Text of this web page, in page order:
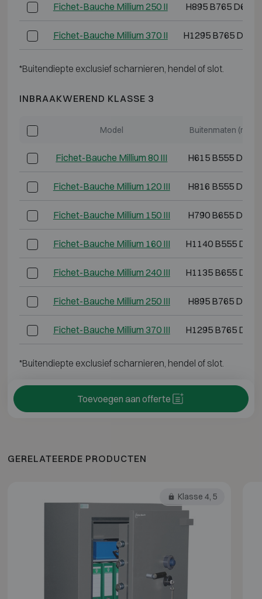
Fichet-Bauche Millium 250 II H895 B765 D620
Fichet-Bauche Millium 370 II H1295 B765 D620
*Buitendiepte exclusief scharnieren, hendel of slot.
INBRAAKWEREND KLASSE 3
Model Buitenmaten (mm)
Fichet-Bauche Millium 80 III H615 B555 D490
Fichet-Bauche Millium 120 III H816 B555 D490
Fichet-Bauche Millium 150 III H790 B655 D571
Fichet-Bauche Millium 160 III H1140 B555 D520
Fichet-Bauche Millium 240 III H1135 B655 D571
Fichet-Bauche Millium 250 III H895 B765 D620
Fichet-Bauche Millium 370 III H1295 B765 D620
*Buitendiepte exclusief scharnieren, hendel of slot.
Toevoegen aan offerte
GERELATEERDE PRODUCTEN
Klasse 4, 5